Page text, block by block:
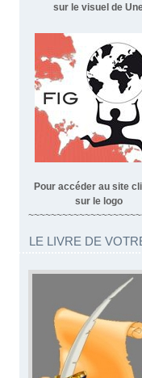
sur le visuel de
Pour accéder au site
sur le logo
LE LIVRE DE